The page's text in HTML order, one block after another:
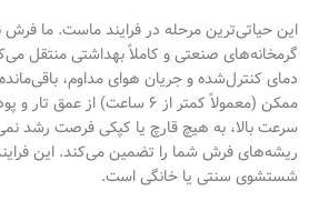
این حیاتی‌ترین مرحله در فرایند ماست. ما
گرمخانه‌های صنعتی و کاملاً بهداشتی منتقل
دمای کنترل‌شده و جریان هوای مداوم،
ممکن (معمولاً کمتر از ۶ ساعت)
سرعت بالا، به هیچ قارچ یا کپکی فرصت رشد
ریشه‌های فرش شما را تضمین می‌کند. این
شستشوی سنتی یا خانگی است.